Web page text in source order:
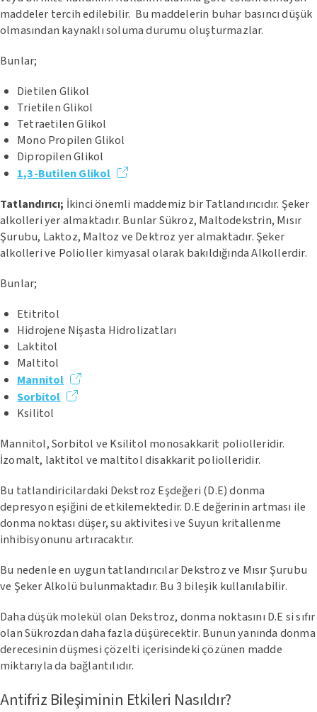
maddeler tercih edilebilir. Bu maddelerin buhar basıncı düşük
olmasından kaynaklı soluma durumu oluşturmazlar.
Bunlar;
Dietilen Glikol
Trietilen Glikol
Tetraetilen Glikol
Mono Propilen Glikol
Dipropilen Glikol
1,3-Butilen Glikol
Tatlandırıcı; İkinci önemli maddemiz bir Tatlandırıcıdır. Şeker
alkolleri yer almaktadır. Bunlar Sükroz, Maltodekstrin, Mısır
Şurubu, Laktoz, Maltoz ve Dektroz yer almaktadır. Şeker
alkolleri ve Polioller kimyasal olarak bakıldığında Alkollerdir.
Bunlar;
Etitritol
Hidrojene Nişasta Hidrolizatları
Laktitol
Maltitol
Mannitol
Sorbitol
Ksilitol
Mannitol, Sorbitol ve Ksilitol monosakkarit poliolleridir.
İzomalt, laktitol ve maltitol disakkarit poliolleridir.
Bu tatlandiricilardaki Dekstroz Eşdeğeri (D.E) donma
depresyon eşiğini de etkilemektedir. D.E değerinin artması ile
donma noktası düşer, su aktivitesi ve Suyun kritallenme
inhibisyonunu artıracaktır.
Bu nedenle en uygun tatlandırıcılar Dekstroz ve Mısır Şurubu
ve Şeker Alkolü bulunmaktadır. Bu 3 bileşik kullanılabilir.
Daha düşük molekül olan Dekstroz, donma noktasını D.E si sıfır
olan Sükrozdan daha fazla düşürecektir. Bunun yanında donma
derecesinin düşmesi çözelti içerisindeki çözünen madde
miktarıyla da bağlantılıdır.
Antifriz Bileşiminin Etkileri Nasıldır?